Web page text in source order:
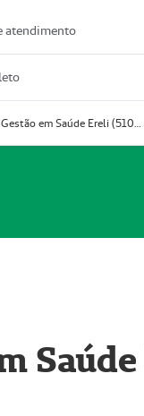
atendimento
Prestador Essencial Gestão em Saúde Ereli (51004354-7)